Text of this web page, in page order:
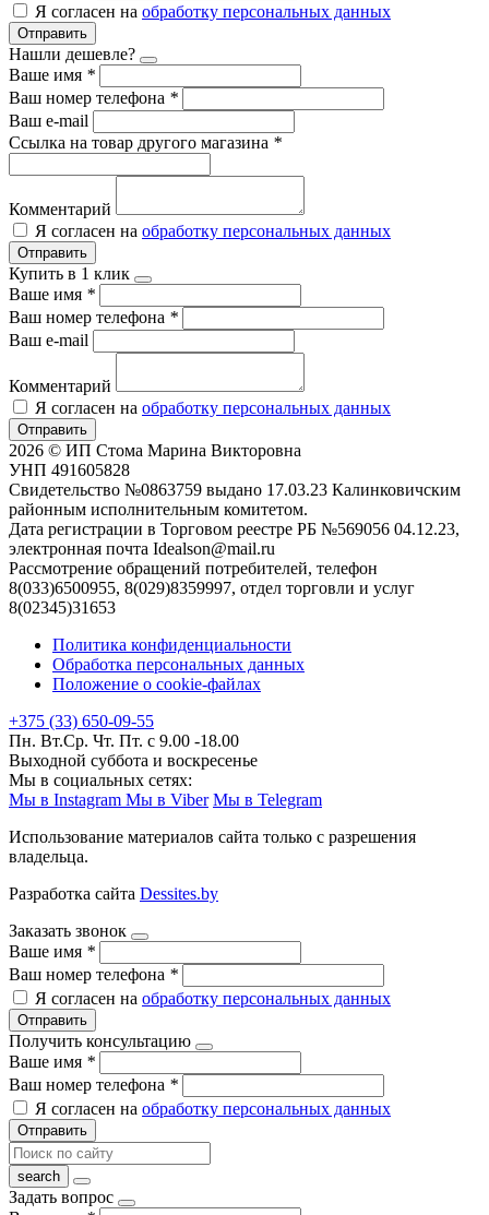
Я согласен на обработку персональных данных
Отправить
Нашли дешевле?
Ваше имя *
Ваш номер телефона *
Ваш e-mail
Ссылка на товар другого магазина *
Комментарий
Я согласен на обработку персональных данных
Отправить
Купить в 1 клик
Ваше имя *
Ваш номер телефона *
Ваш e-mail
Комментарий
Я согласен на обработку персональных данных
Отправить
2026 © ИП Стома Марина Викторовна
УНП 491605828
Свидетельство №0863759 выдано 17.03.23 Калинковичским
районным исполнительным комитетом.
Дата регистрации в Торговом реестре РБ №569056 04.12.23,
электронная почта Idealson@mail.ru
Рассмотрение обращений потребителей, телефон
8(033)6500955, 8(029)8359997, отдел торговли и услуг
8(02345)31653
Политика конфиденциальности
Обработка персональных данных
Положение о cookie-файлах
+375 (33) 650-09-55
Пн. Вт.Ср. Чт. Пт. с 9.00 -18.00
Выходной суббота и воскресенье
Мы в социальных сетях:
Мы в Instagram Мы в Viber Мы в Telegram
Использование материалов сайта только с разрешения
владельца.
Разработка сайта Dessites.by
Заказать звонок
Ваше имя *
Ваш номер телефона *
Я согласен на обработку персональных данных
Отправить
Получить консультацию
Ваше имя *
Ваш номер телефона *
Я согласен на обработку персональных данных
Отправить
Задать вопрос